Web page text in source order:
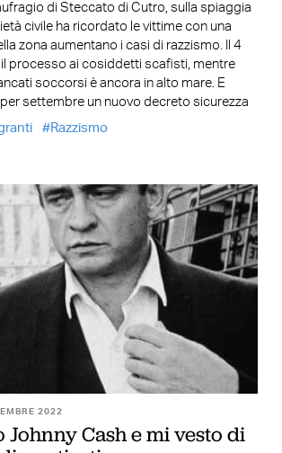
di Steccato di Cutro, sulla spiaggia
civile ha ricordato le vittime con una
zona aumentano i casi di razzismo. Il 4
processo ai cosiddetti scafisti, mentre
soccorsi è ancora in alto mare. E
settembre un nuovo decreto sicurezza
Razzismo
2022
Johnny Cash e mi vesto di